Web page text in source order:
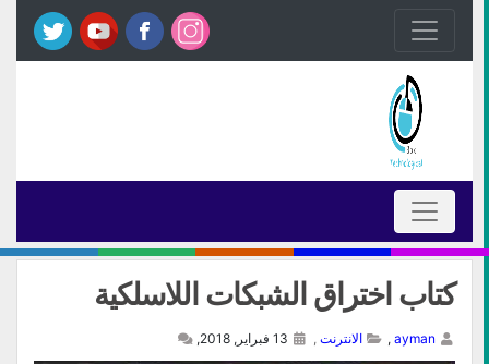
كتاب اختراق الشبكات اللاسلكية
ayman
, الانترنت ,